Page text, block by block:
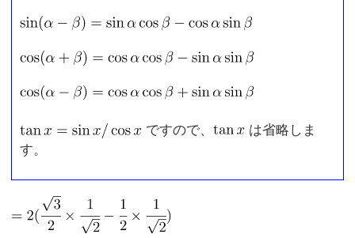
ですので、
は省略しま
す。